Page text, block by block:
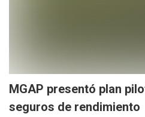
MGAP presentó plan
seguros de rendimiento